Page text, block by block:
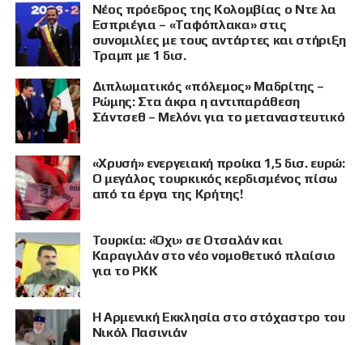
Νέος πρόεδρος της Κολομβίας ο Ντε λα
Εσπριέγια – «Ταφόπλακα» στις
συνομιλίες με τους αντάρτες και στήριξη
Τραμπ με 1 δισ.
Διπλωματικός «πόλεμος» Μαδρίτης –
Ρώμης: Στα άκρα η αντιπαράθεση
Σάντσεθ – Μελόνι για το μεταναστευτικό
«Χρυσή» ενεργειακή προίκα 1,5 δισ. ευρώ:
Ο μεγάλος τουρκικός κερδισμένος πίσω
από τα έργα της Κρήτης!
Τουρκία: «Όχι» σε Οτσαλάν και
Καραγιλάν στο νέο νομοθετικό πλαίσιο
για το PKK
Η Αρμενική Εκκλησία στο στόχαστρο του
Νικόλ Πασινιάν